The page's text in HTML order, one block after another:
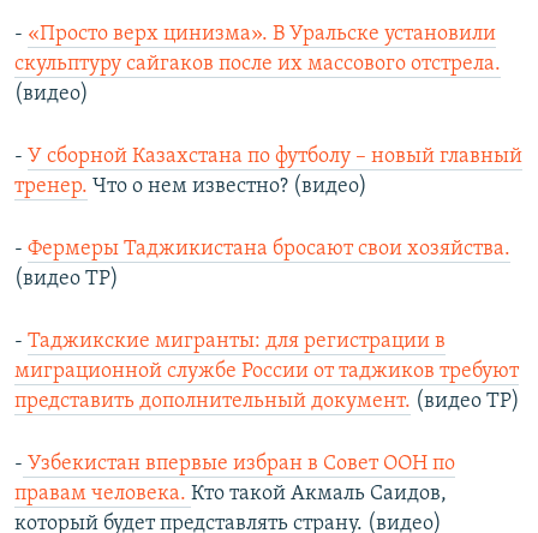
- «Просто верх цинизма». В Уральске установили
скульптуру сайгаков после их массового отстрела.
(видео)
- У сборной Казахстана по футболу – новый главный
тренер. Что о нем известно? (видео)
- Фермеры Таджикистана бросают свои хозяйства.
(видео ТР)
- Таджикские мигранты: для регистрации в
миграционной службе России от таджиков требуют
представить дополнительный документ. (видео ТР)
- Узбекистан впервые избран в Совет ООН по
правам человека. Кто такой Акмаль Саидов,
который будет представлять страну. (видео)